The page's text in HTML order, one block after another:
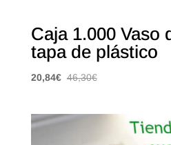
Caja 1.000 Vaso
tapa de plástico
20,84€ 46,30€